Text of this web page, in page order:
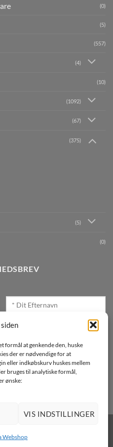
formål at genkende den, huske
der er nødvendige for at
eller indkøbskurv huskes mellem
bruges til analytiske formål,
ønske:
VIS INDSTILLINGER
Webshop
(0)
(5)
(557)
(4)
(10)
(1092)
(67)
(375)
(5)
(0)
fra TJdata!
Læs vores Persondatapolitik